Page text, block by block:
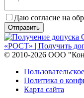
Даю согласие на
© 2010-2026 ООО
Политика о
Карта сайта